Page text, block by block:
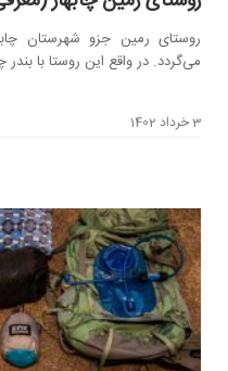
روستای رمین جزو شهرستان
می‌گردد. در‌ واقع این روستا با بندر
3 خرداد 1402